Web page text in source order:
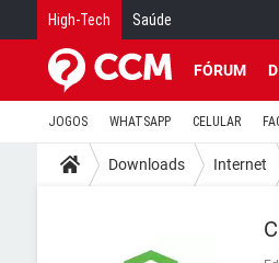
High-Tech Saúde
FÓRUM
JOGOS WHATSAPP CELULAR
Downloads Internet